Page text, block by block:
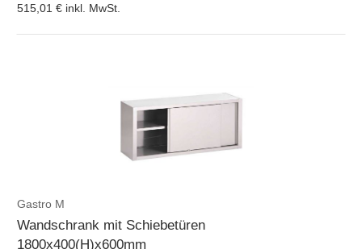
515,01 € inkl. MwSt.
Gastro M
Wandschrank mit Schiebetüren
1800x400(H)x600mm